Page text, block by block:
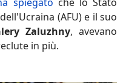
(AFU) e il suo
Zaluzhny, avevano
in più.